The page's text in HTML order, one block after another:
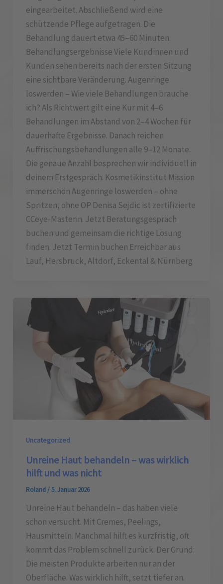
eingearbeitet. Abschließend wird eine
schützende Pflege aufgetragen. Die
Behandlung dauert etwa 45–60 Minuten.
Behandlungsergebnisse Viele Kundinnen und
Kunden sehen bereits nach der ersten Sitzung
eine sichtbare Veränderung. Augenringe
loswerden – Wie viele Behandlungen brauche
ich? Als Richtwert gilt eine Kur mit 4–6
Behandlungen im Abstand von 2–4 Wochen für
dauerhafte Ergebnisse. Danach reichen
Auffrischungsbehandlungen alle 9–12 Monate.
Die genaue Anzahl besprechen wir individuell in
deinem Erstgespräch. Kosmetikinstitut Mission
immerschön Augenringe loswerden – ohne
Spritzen, ohne OP Denisa Sejdic ist zertifizierte
CCeye-Masterin. Jetzt Beratungsgespräch
buchen und gemeinsam die richtige Lösung
finden. Jetzt Termin buchen Erreichbar aus
Lauf, Hersbruck, Altdorf, Eckental & Nürnberg
Uncategorized
Unreine Haut behandeln – was wirklich
hilft und was nicht
Roland /5. Januar 2026
Unreine Haut behandeln – das haben viele
schon versucht. Mit Cremes, Peelings,
Hausmitteln. Manchmal hilft es kurzfristig, oft
kommt das Problem schnell zurück. Der Grund:
Die meisten Produkte arbeiten nur an der
Oberfläche. Was wirklich hilft, setzt tiefer an.